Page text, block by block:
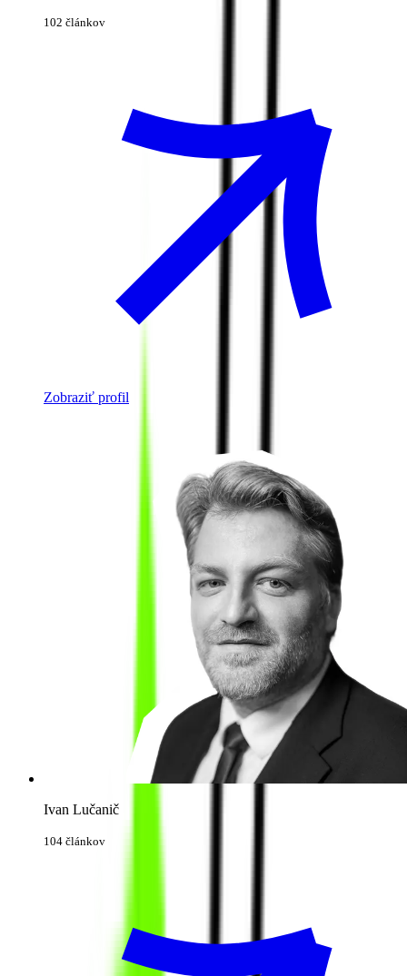
102 článkov
Zobraziť profil
Ivan Lučanič
104 článkov